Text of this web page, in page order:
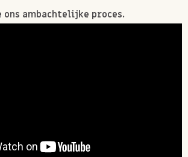
ons ambachtelijke proces.